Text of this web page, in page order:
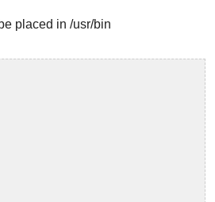
placed in /usr/bin